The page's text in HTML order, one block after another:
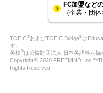
FC加盟など
（企業・団
TOEIC®およびTOEIC Bridge®は
す。
英検®は公益財団法人 日本英語検定協
Copyright © 2020 FREEMIND,
Rights Reserved.